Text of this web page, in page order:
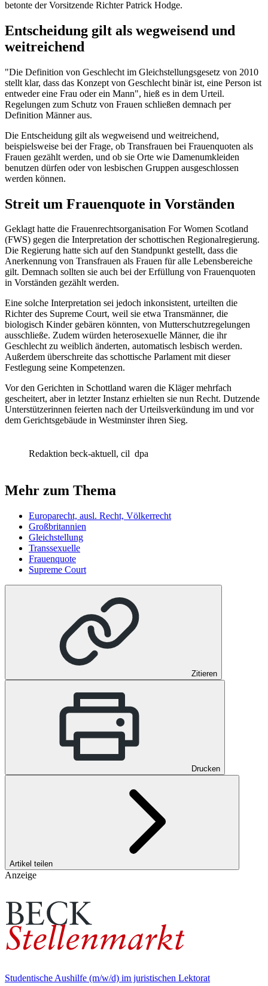
betonte der Vorsitzende Richter Patrick Hodge.
Entscheidung gilt als wegweisend und
weitreichend
"Die Definition von Geschlecht im Gleichstellungsgesetz von 2010
stellt klar, dass das Konzept von Geschlecht binär ist, eine Person ist
entweder eine Frau oder ein Mann", hieß es in dem Urteil.
Regelungen zum Schutz von Frauen schließen demnach per
Definition Männer aus.
Die Entscheidung gilt als wegweisend und weitreichend,
beispielsweise bei der Frage, ob Transfrauen bei Frauenquoten als
Frauen gezählt werden, und ob sie Orte wie Damenumkleiden
benutzen dürfen oder von lesbischen Gruppen ausgeschlossen
werden können.
Streit um Frauenquote in Vorständen
Geklagt hatte die Frauenrechtsorganisation For Women Scotland
(FWS) gegen die Interpretation der schottischen Regionalregierung.
Die Regierung hatte sich auf den Standpunkt gestellt, dass die
Anerkennung von Transfrauen als Frauen für alle Lebensbereiche
gilt. Demnach sollten sie auch bei der Erfüllung von Frauenquoten
in Vorständen gezählt werden.
Eine solche Interpretation sei jedoch inkonsistent, urteilten die
Richter des Supreme Court, weil sie etwa Transmänner, die
biologisch Kinder gebären könnten, von Mutterschutzregelungen
ausschließe. Zudem würden heterosexuelle Männer, die ihr
Geschlecht zu weiblich änderten, automatisch lesbisch werden.
Außerdem überschreite das schottische Parlament mit dieser
Festlegung seine Kompetenzen.
Vor den Gerichten in Schottland waren die Kläger mehrfach
gescheitert, aber in letzter Instanz erhielten sie nun Recht. Dutzende
Unterstützerinnen feierten nach der Urteilsverkündung im und vor
dem Gerichtsgebäude in Westminster ihren Sieg.
Redaktion beck-aktuell, cil dpa
Mehr zum Thema
Europarecht, ausl. Recht, Völkerrecht
Großbritannien
Gleichstellung
Transsexuelle
Frauenquote
Supreme Court
Zitieren
Drucken
Artikel teilen
Anzeige
Studentische Aushilfe (m/w/d) im juristischen Lektorat